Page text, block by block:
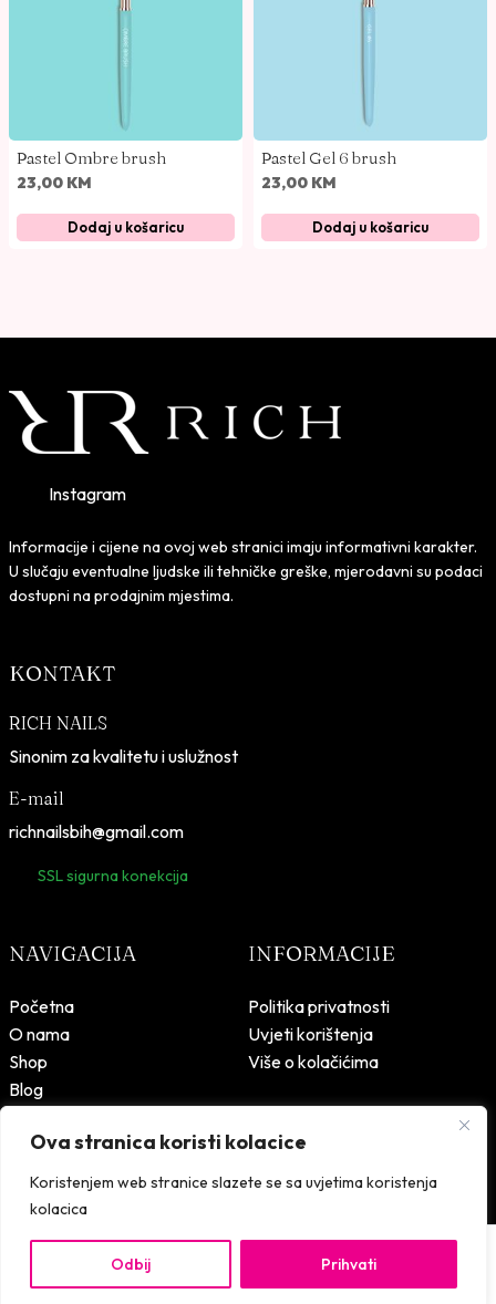
Ova stranica koristi kolacice
Koristenjem web stranice slazete se sa uvjetima koristenja
kolacica
Odbij Prihvati
Pastel Ombre brush
23,00 KM
Dodaj u košaricu
Pastel Gel 6 brush
23,00 KM
Dodaj u košaricu
Instagram
Informacije i cijene na ovoj web stranici imaju informativni karakter.
U slučaju eventualne ljudske ili tehničke greške, mjerodavni su podaci
dostupni na prodajnim mjestima.
KONTAKT
RICH NAILS
Sinonim za kvalitetu i uslužnost
E-mail
richnailsbih@gmail.com
SSL sigurna konekcija
NAVIGACIJA
Početna
O nama
Shop
Blog
INFORMACIJE
Politika privatnosti
Uvjeti korištenja
Više o kolačićima
Design & development: